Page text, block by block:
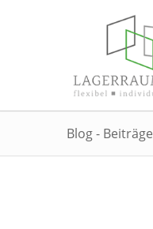
Blog - Beiträge